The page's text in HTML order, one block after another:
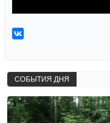
СОБЫТИЯ ДНЯ